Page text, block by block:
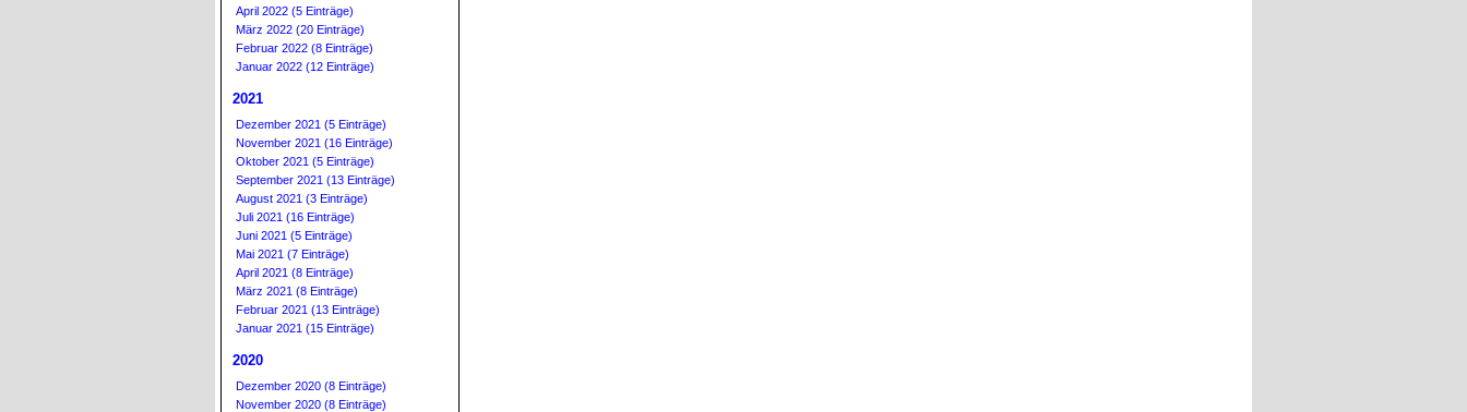
April 2022 (5 Einträge)
März 2022 (20 Einträge)
Februar 2022 (8 Einträge)
Januar 2022 (12 Einträge)
2021
Dezember 2021 (5 Einträge)
November 2021 (16 Einträge)
Oktober 2021 (5 Einträge)
September 2021 (13 Einträge)
August 2021 (3 Einträge)
Juli 2021 (16 Einträge)
Juni 2021 (5 Einträge)
Mai 2021 (7 Einträge)
April 2021 (8 Einträge)
März 2021 (8 Einträge)
Februar 2021 (13 Einträge)
Januar 2021 (15 Einträge)
2020
Dezember 2020 (8 Einträge)
November 2020 (8 Einträge)